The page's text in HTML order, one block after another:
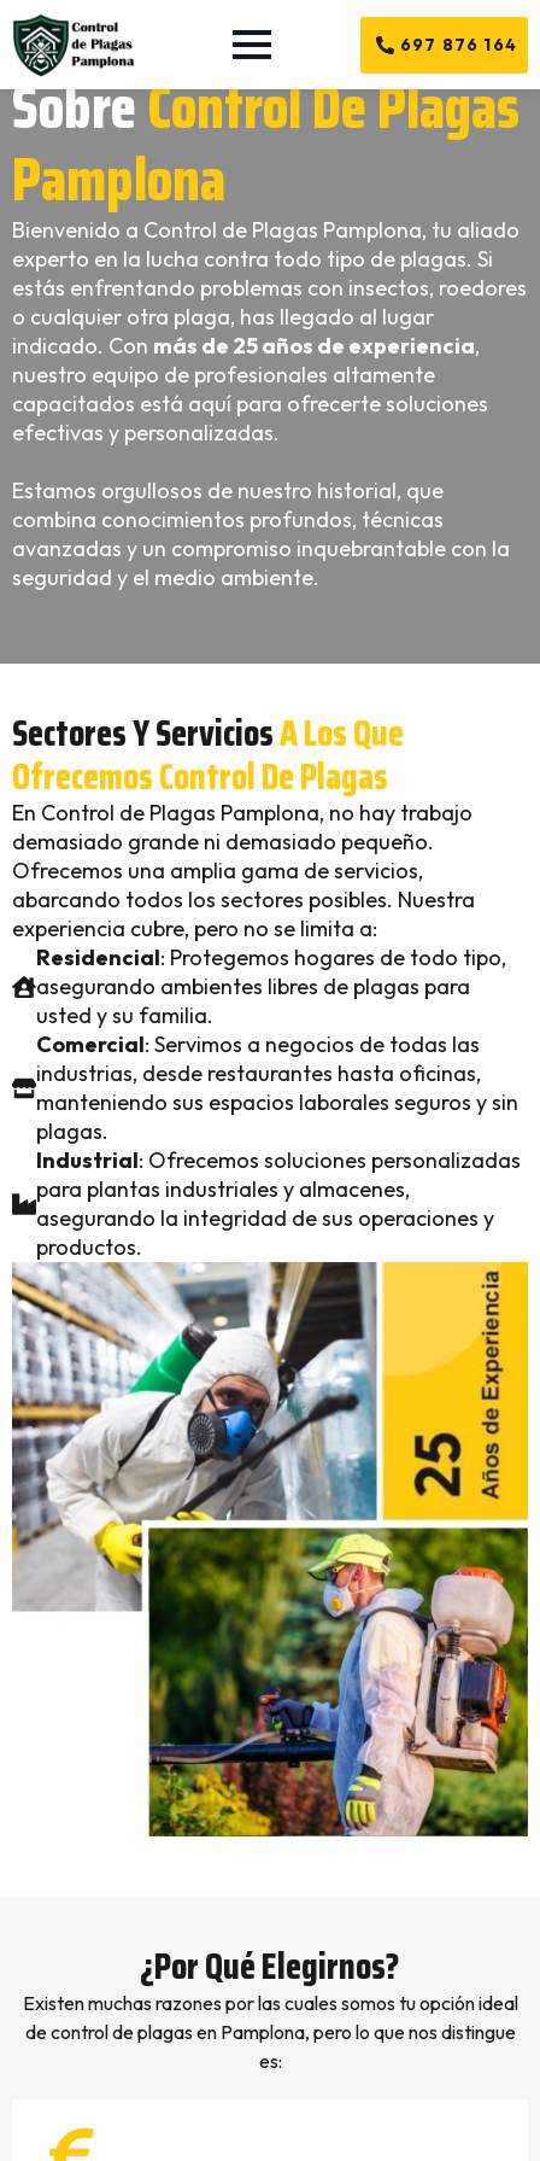
697 876 164
SobreControl De Plagas
Pamplona
Bienvenido a Control de Plagas Pamplona, tu aliado
experto en la lucha contra todo tipo de plagas. Si
estás enfrentando problemas con insectos, roedores
o cualquier otra plaga, has llegado al lugar
indicado. Con más de 25 años de experiencia,
nuestro equipo de profesionales altamente
capacitados está aquí para ofrecerte soluciones
efectivas y personalizadas.
Estamos orgullosos de nuestro historial, que
combina conocimientos profundos, técnicas
avanzadas y un compromiso inquebrantable con la
seguridad y el medio ambiente.
Sectores Y ServiciosA Los Que
Ofrecemos Control De Plagas
En Control de Plagas Pamplona, no hay trabajo
demasiado grande ni demasiado pequeño.
Ofrecemos una amplia gama de servicios,
abarcando todos los sectores posibles. Nuestra
experiencia cubre, pero no se limita a:
Residencial: Protegemos hogares de todo tipo,
asegurando ambientes libres de plagas para
usted y su familia.
Comercial: Servimos a negocios de todas las
industrias, desde restaurantes hasta oficinas,
manteniendo sus espacios laborales seguros y sin
plagas.
Industrial: Ofrecemos soluciones personalizadas
para plantas industriales y almacenes,
asegurando la integridad de sus operaciones y
productos.
¿Por Qué Elegirnos?
Existen muchas razones por las cuales somos tu opción ideal
de control de plagas en Pamplona, pero lo que nos distingue
es: